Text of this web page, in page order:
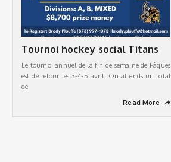
Tournoi hockey social Titans
Le tournoi annuel de la fin de semaine de Pâques
est de retour les 3-4-5 avril. On attends un total
de
Read More
➦